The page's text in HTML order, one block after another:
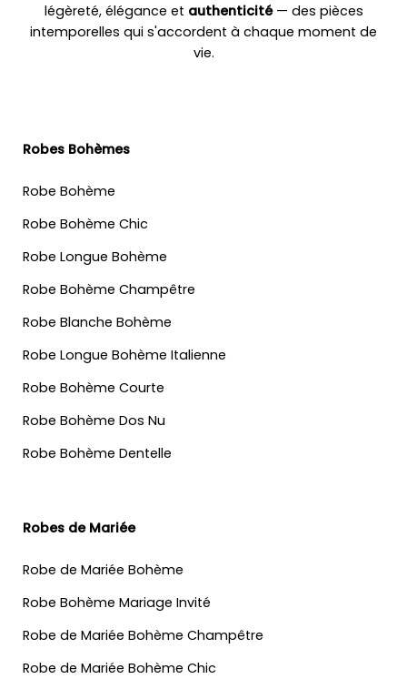
légèreté, élégance et authenticité— des pièces
intemporelles qui s'accordent à chaque moment de
vie.
Robes Bohèmes
Robe Bohème
Robe Bohème Chic
Robe Longue Bohème
Robe Bohème Champêtre
Robe Blanche Bohème
Robe Longue Bohème Italienne
Robe Bohème Courte
Robe Bohème Dos Nu
Robe Bohème Dentelle
Robes de Mariée
Robe de Mariée Bohème
Robe Bohème Mariage Invité
Robe de Mariée Bohème Champêtre
Robe de Mariée Bohème Chic